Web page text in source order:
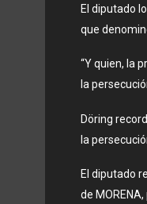
El diputado
que
“Y quien, la
la
Döring
la
El diputado
de